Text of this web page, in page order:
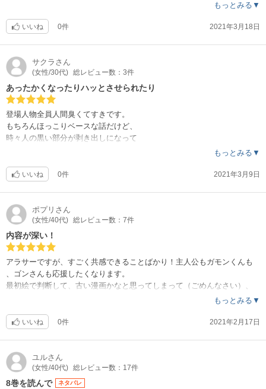
とっても面白い作品なのでおすすめです。
もっとみる▼
いいね 0件 2021年3月18日
サクラ さん
(女性/30代) 総レビュー数：3件
あったかくなったりハッとさせられたり
登場人物全員人間臭くてすきです。
もちろんほっこりベースな話だけど、
時々人の黒い部分が剥き出しになって
もっとみる▼
いいね 0件 2021年3月9日
ポプリ さん
(女性/40代) 総レビュー数：7件
内容が深い！
アラサーですが、すごく共感できることばかり！主人公もガモンくんも
、ゴンさんも応援したくなります。
最初絵で判断して、古い漫画かなと思ってしまって（ごめんなさい）、
内容もそんなに期待していませんでしたが、まさに今時の悩める女子の
もっとみる▼
いいね 0件 2021年2月17日
ユルさん
(女性/40代) 総レビュー数：17件
8巻を読んで ネタバレ